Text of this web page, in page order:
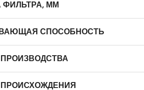
ММ
СПОСОБНОСТЬ